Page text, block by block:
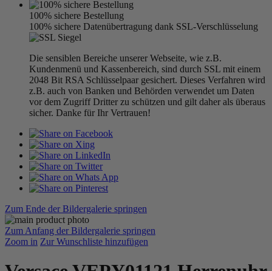
100% sichere Bestellung
100% sichere Datenübertragung dank SSL-Verschlüsselung
Die sensiblen Bereiche unserer Webseite, wie z.B.
Kundenmenü und Kassenbereich, sind durch SSL mit einem
2048 Bit RSA Schlüsselpaar gesichert. Dieses Verfahren wird
z.B. auch von Banken und Behörden verwendet um Daten
vor dem Zugriff Dritter zu schützen und gilt daher als überaus
sicher. Danke für Ihr Vertrauen!
Zum Ende der Bildergalerie springen
Zum Anfang der Bildergalerie springen
Zoom in Zur Wunschliste hinzufügen